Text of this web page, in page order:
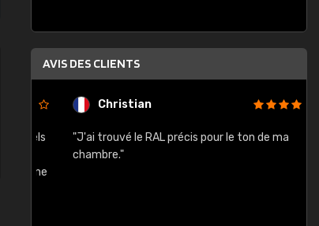
AVIS DES CLIENTS
Christian
"J'ai trouvé le RAL précis pour le ton de ma
chambre."